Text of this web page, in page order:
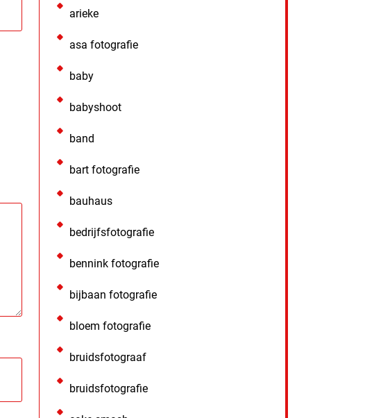
arieke
asa fotografie
baby
babyshoot
band
bart fotografie
bauhaus
bedrijfsfotografie
bennink fotografie
bijbaan fotografie
bloem fotografie
bruidsfotograaf
bruidsfotografie